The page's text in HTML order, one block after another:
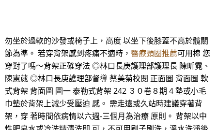
勿坐於過軟的沙發或椅子上，高度 以坐下後膝蓋不高於髖關
節為準。 若穿背架感到疼痛不適時， 醫療頸圈推薦可用棉 您
穿對了嗎～背架正確穿法 ◎林口長庚護理部護理長 陳昕霓、
陳憲葳 ◎林口長庚護理部督導 蔡美菊校閱 正面圖 背面圖 軟
式背架 背面圖 圖一 泰勒式背架 242 ３０卷８期 4 墊或小毛
巾墊於背架上減少受壓迫 感。 需走遠或久站時建議穿著背
架，穿 著時間依病情以六週-三個月為治療 原則。 背架以中